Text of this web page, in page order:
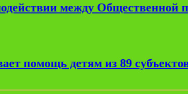
между
помощь детям из 89